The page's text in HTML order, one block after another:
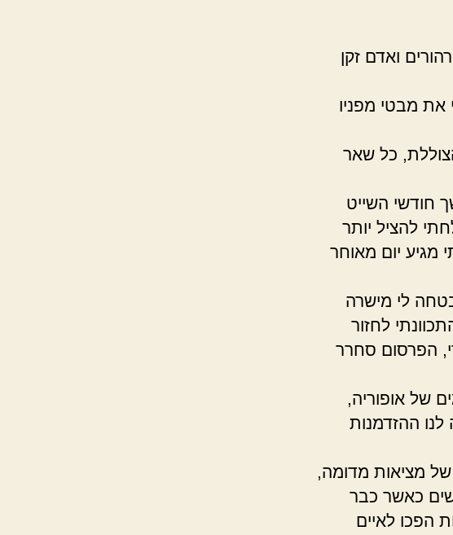
ואדם זקן
את מבטי מפניו
כל שאר
חודשי השייט
להציל יותר
מגיע יום מאוחר
לי מישרה
לחזור
הפרסום סחרר
של אופוריה,
לנו ההזדמנות
מציאות מדומה,
כאשר כבר
הפכו לאיים